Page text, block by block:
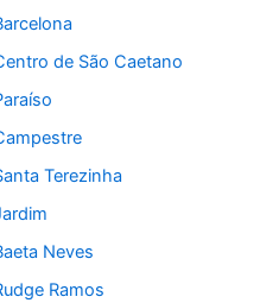
de São Caetano
Terezinha
Neves
Ramos